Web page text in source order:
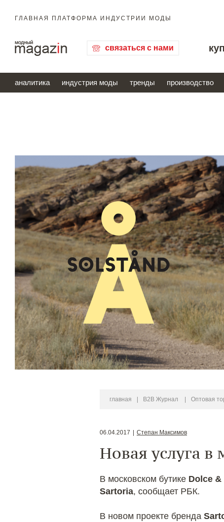
ГЛАВНАЯ ПЛАТФОРМА ИНДУСТРИИ МОДЫ
связаться с нами
аналитика индустрия моды тренды производство
главная B2B Журнал Оптовая
06.04.2017 Степан Максимов
Новая услуга в
В московском бутике Dolce &
Sartoria, сообщает РБК.
В новом проекте бренда